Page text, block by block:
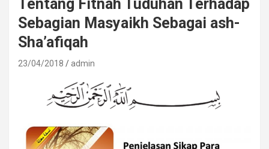
Tentang Fitnah Tuduhan Terhadap
Sebagian Masyaikh Sebagai ash-
Sha’afiqah
23/04/2018 admin